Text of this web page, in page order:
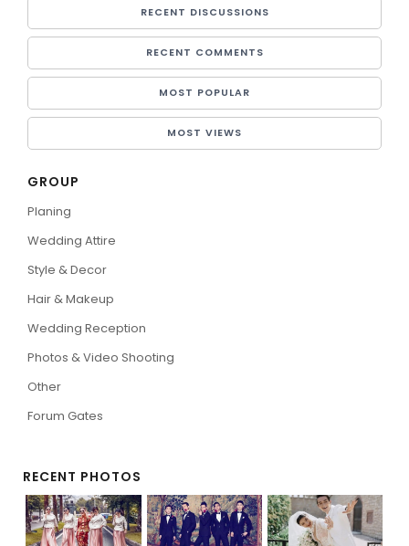
RECENT DISCUSSIONS
RECENT COMMENTS
MOST POPULAR
MOST VIEWS
GROUP
Planing
Wedding Attire
Style & Decor
Hair & Makeup
Wedding Reception
Photos & Video Shooting
Other
Forum Gates
RECENT PHOTOS